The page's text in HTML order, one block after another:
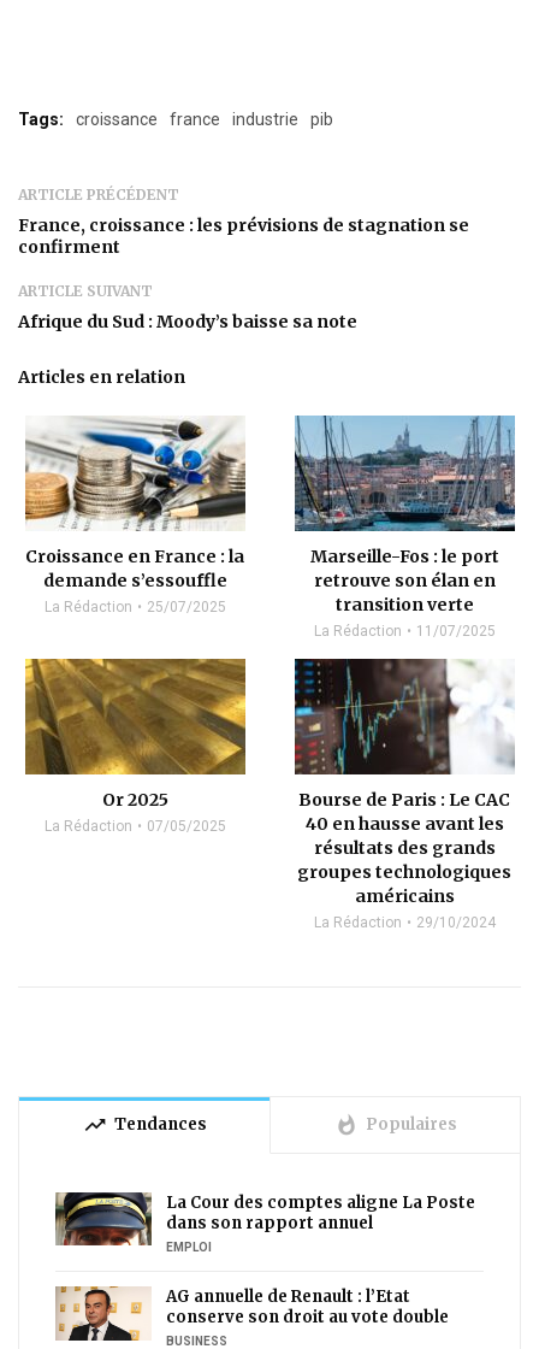
Tags: croissance france industrie pib
ARTICLE PRÉCÉDENT
France, croissance : les prévisions de stagnation se
confirment
ARTICLE SUIVANT
Afrique du Sud : Moody’s baisse sa note
Articles en relation
Croissance en France : la
demande s’essouffle
La Rédaction 25/07/2025
Marseille-Fos : le port
retrouve son élan en
transition verte
La Rédaction 11/07/2025
Or 2025
La Rédaction 07/05/2025
Bourse de Paris : Le CAC
40 en hausse avant les
résultats des grands
groupes technologiques
américains
La Rédaction 29/10/2024
trending_up Tendances whatshot Populaires
La Cour des comptes aligne La Poste
dans son rapport annuel
EMPLOI
AG annuelle de Renault : l’Etat
conserve son droit au vote double
BUSINESS